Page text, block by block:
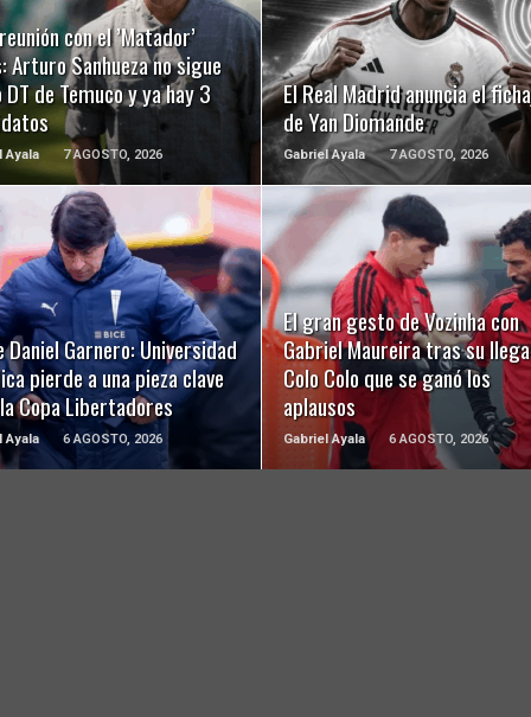
con el ’Matador’
Arturo Sanhueza no sigue
de Temuco y ya hay 3
Ayala 7 AGOSTO, 2026
LEER MÁS
El Real Madrid anuncia el
de Yan Diomande
Gabriel Ayala 7 AGOSTO, 2026
LEER MÁS
Garnero: Universidad
pierde a una pieza clave
Copa Libertadores
Ayala 6 AGOSTO, 2026
LEER MÁS
El gran gesto de Vozinha con
Gabriel Maureira tras su
Colo Colo que se ganó los
aplausos
Gabriel Ayala 6 AGOSTO, 2026
LEER MÁS